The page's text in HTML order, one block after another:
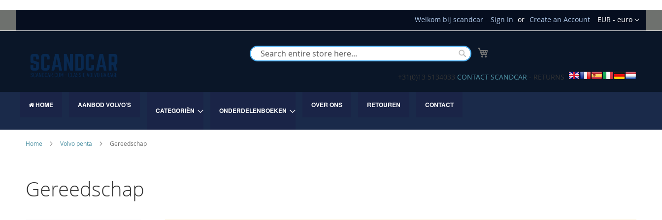
Currency
EUR - euro
Welkom bij scandcar Sign In Create an Account
to
Buscar
+31(0)13 5134033 CONTACT SCANDCAR - RETURNS
HOME AANBOD VOLVO’S
CATEGORIËN ONDERDELENBOEKEN
OVER ONS RETOUREN CONTACT
Home Volvo penta Gereedschap
Gereedschap